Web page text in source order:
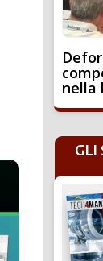
nella
GLI